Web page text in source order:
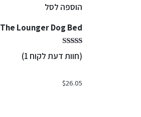
הוספה לסל
The Lounger Dog Bed
(חוות דעת לקוח 1
)
$26.05